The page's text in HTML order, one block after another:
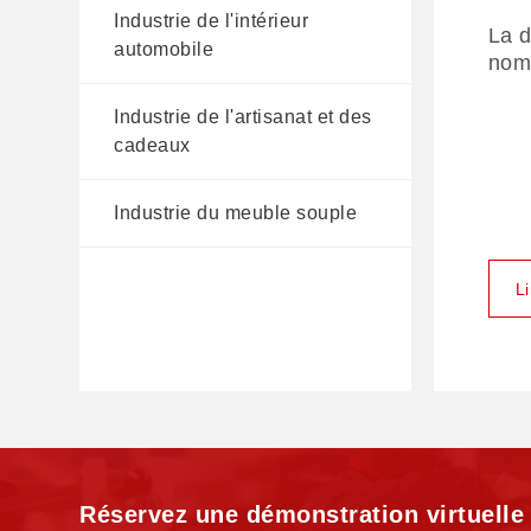
Industrie de l'intérieur
automobile
Industrie de l'artisanat et des
cadeaux
Industrie du meuble souple
La
Réservez une démonstration